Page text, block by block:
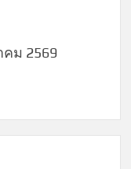
ม 2569